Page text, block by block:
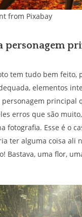
from Pixabay
personagem
tem tudo bem feito,
elementos
principal
erros que são
fotografia. Esse é o
ter alguma coisa ali
Bastava, uma flor,